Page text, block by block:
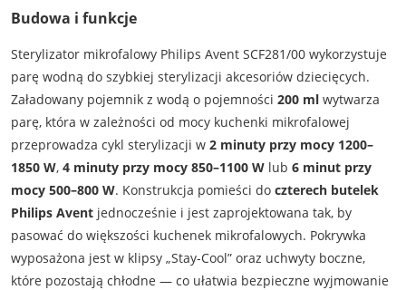
Budowa i funkcje
Sterylizator mikrofalowy Philips Avent SCF281/00 wykorzystuje
parę wodną do szybkiej sterylizacji akcesoriów dziecięcych.
Załadowany pojemnik z wodą o pojemności 200 mlwytwarza
parę, która w zależności od mocy kuchenki mikrofalowej
przeprowadza cykl sterylizacji w 2 minuty przy mocy 1200–
1850 W, 4 minuty przy mocy 850–1100 Wlub 6 minut przy
mocy 500–800 W. Konstrukcja pomieści do czterech butelek
Philips Aventjednocześnie i jest zaprojektowana tak, by
pasować do większości kuchenek mikrofalowych. Pokrywka
wyposażona jest w klipsy „Stay-Cool” oraz uchwyty boczne,
które pozostają chłodne — co ułatwia bezpieczne wyjmowanie